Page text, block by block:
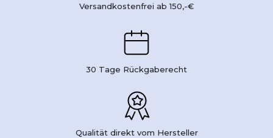
Versandkostenfrei ab 150,-€
30 Tage Rückgaberecht
Qualität direkt vom Hersteller